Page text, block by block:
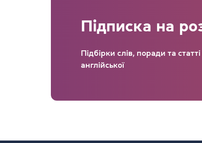
Підписка на
Підбірки слів, поради та
англійської